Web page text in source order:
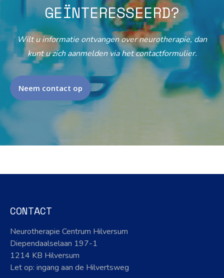
GEÏNTERESSEERD?
Wilt u informatie ontvangen over neurotherapie, dan
kunt u zich aanmelden via het contactformulier.
Neem contact op
CONTACT
Neurotherapie Centrum Hilversum
Diependaalselaan 197-1
1214 KB Hilversum
Let op: ingang aan de Hilvertsweg